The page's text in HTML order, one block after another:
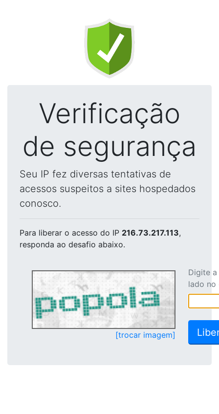
Verificação
de segurança
Seu IP fez diversas tentativas de
acessos suspeitos a sites hospedados
conosco.
Para liberar o acesso do IP 216.73.217.113,
responda ao desafio abaixo.
[trocar imagem]
Digite
lado no